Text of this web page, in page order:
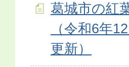
葛城市の紅
（令和6年
更新）